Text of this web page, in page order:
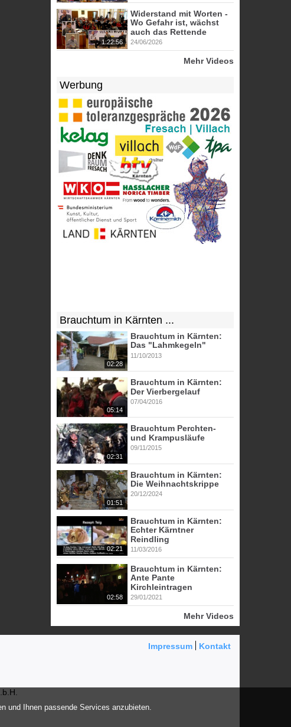
und Ihnen passende Services anzubieten.
1:22:56
Widerstand mit Worten -
Wo Gefahr ist, wächst
auch das Rettende
24/06/2026
Mehr Videos
Werbung
Brauchtum in Kärnten ...
02:28
Brauchtum in Kärnten:
Das "Lahmkegeln"
11/10/2013
05:14
Brauchtum in Kärnten:
Der Vierbergelauf
07/04/2016
02:31
Brauchtum Perchten-
und Krampusläufe
09/11/2015
01:51
Brauchtum in Kärnten:
Die Weihnachtskrippe
20/12/2024
02:21
Brauchtum in Kärnten:
Echter Kärntner
Reindling
11/03/2016
02:58
Brauchtum in Kärnten:
Ante Pante
Kirchleintragen
29/01/2021
Mehr Videos
Impressum
Kontakt